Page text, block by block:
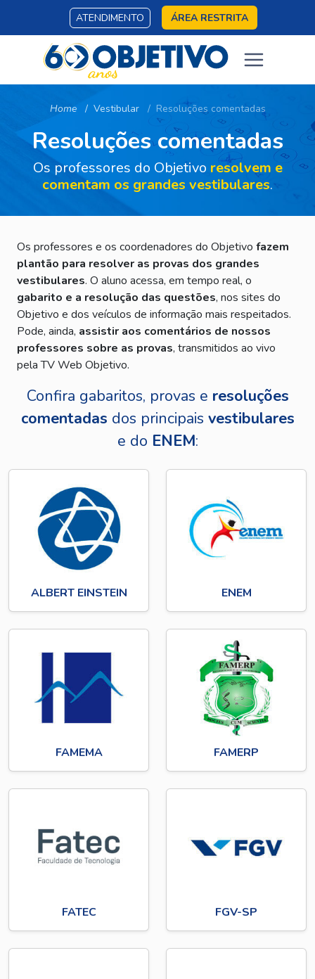
ATENDIMENTO ÁREA RESTRITA
Home Vestibular Resoluções comentadas
Resoluções comentadas
Os professores do Objetivo resolvem e
comentam os grandes vestibulares.
Os professores e os coordenadores do Objetivo fazem
plantão para resolver as provas dos grandes
vestibulares. O aluno acessa, em tempo real, o
gabarito e a resolução das questões, nos sites do
Objetivo e dos veículos de informação mais respeitados.
Pode, ainda, assistir aos comentários de nossos
professores sobre as provas, transmitidos ao vivo
pela TV Web Objetivo.
Confira gabaritos, provas e resoluções
comentadas dos principais vestibulares
e do ENEM:
ALBERT EINSTEIN ENEM
FAMEMA FAMERP
FATEC FGV-SP